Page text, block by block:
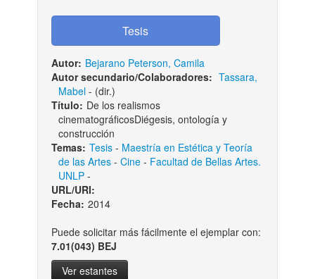
Autor: Bejarano Peterson, Camila
Autor secundario/Colaboradores: Tassara,
Mabel- (dir.)
Título: De los realismos
cinematográficosDiégesis, ontología y
construcción
Temas: Tesis- Maestría en Estética y Teoría
de las Artes- Cine- Facultad de Bellas Artes.
UNLP-
URL/URI:
Fecha: 2014
Puede solicitar más fácilmente el ejemplar con:
7.01(043) BEJ
Ver estantes